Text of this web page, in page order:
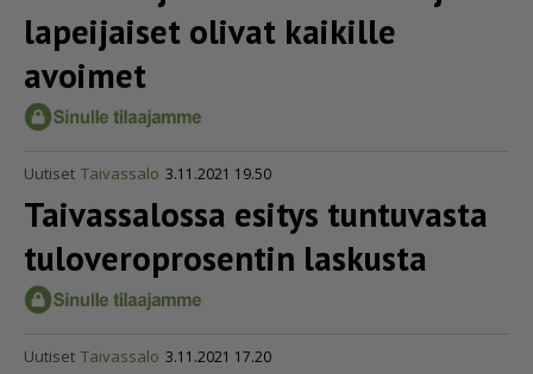
la­pei­jaiset olivat kaikille
avoimet
Uutiset Taivassalo 3.11.2021 19.50
Taivassalossa esitys tuntuvasta
tulove­rop­ro­sentin laskusta
Uutiset Taivassalo 3.11.2021 17.20